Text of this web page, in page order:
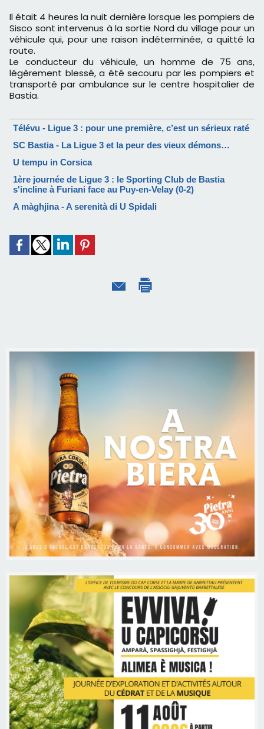
Il était 4 heures la nuit dernière lorsque les pompiers de
Sisco sont intervenus à la sortie Nord du village pour un
véhicule qui, pour une raison indéterminée, a quitté la
route.
Le conducteur du véhicule, un homme de 75 ans,
légèrement blessé, a été secouru par les pompiers et
transporté par ambulance sur le centre hospitalier de
Bastia.
Télévu - Ligue 3 : pour une première, c’est un sérieux raté
SC Bastia - La Ligue 3 et la peur des vieux démons…
U tempu in Corsica
1ère journée de Ligue 3 : le Sporting Club de Bastia
s'incline à Furiani face au Puy-en-Velay (0-2)
A màghjina - A serenità di U Spidali